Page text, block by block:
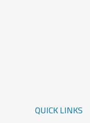
QUICK LINKS